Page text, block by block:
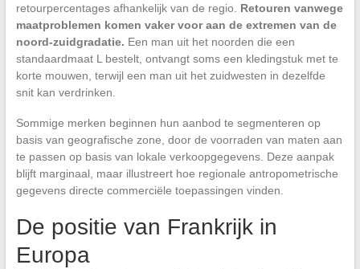
retourpercentages afhankelijk van de regio. Retouren vanwege
maatproblemen komen vaker voor aan de extremen van de
noord-zuidgradatie. Een man uit het noorden die een
standaardmaat L bestelt, ontvangt soms een kledingstuk met te
korte mouwen, terwijl een man uit het zuidwesten in dezelfde
snit kan verdrinken.
Sommige merken beginnen hun aanbod te segmenteren op
basis van geografische zone, door de voorraden van maten aan
te passen op basis van lokale verkoopgegevens. Deze aanpak
blijft marginaal, maar illustreert hoe regionale antropometrische
gegevens directe commerciële toepassingen vinden.
De positie van Frankrijk in
Europa